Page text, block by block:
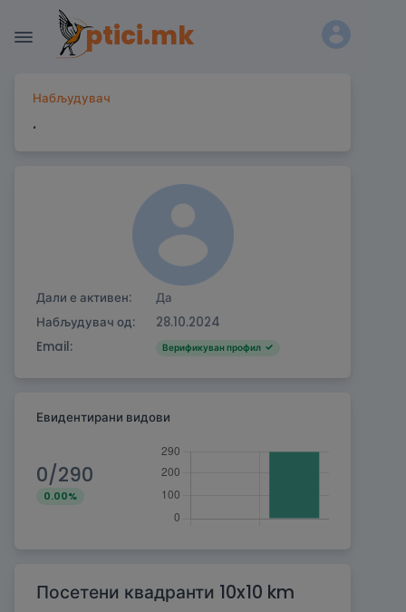
ptici.mk
Набљудувач
.
Дали е активен:
Да
Набљудувач од:
28.10.2024
Email:
Верификуван профил
Евидентирани видови
0/290
0.00%
Посетени квадранти 10x10 km